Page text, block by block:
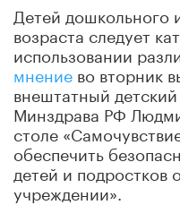
Детей дошкольного
возраста следует
использовании
мнение во вторник
внештатный
Минздрава РФ
столе
обеспечить
детей и подростков
учреждении».